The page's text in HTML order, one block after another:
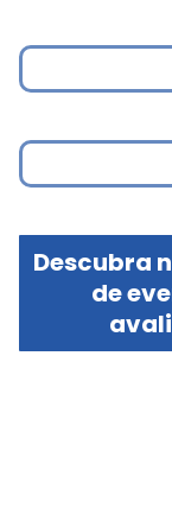
Descubra
de